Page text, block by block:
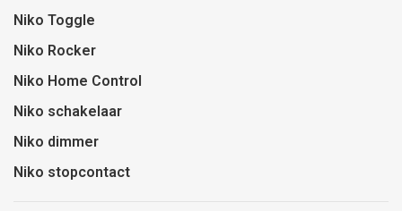
Niko Toggle
Niko Rocker
Niko Home Control
Niko schakelaar
Niko dimmer
Niko stopcontact